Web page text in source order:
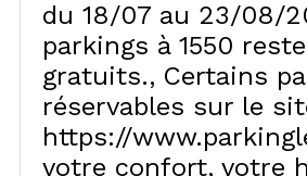
du 18/07 au 23/08/
parkings à 1550
gratuits.
Certains
réservables sur le
https://
votre confort, votre